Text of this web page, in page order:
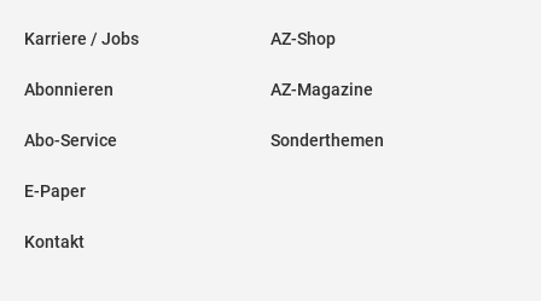
Karriere / Jobs
Abonnieren
Abo-Service
E-Paper
Kontakt
AZ-Shop
AZ-Magazine
Sonderthemen